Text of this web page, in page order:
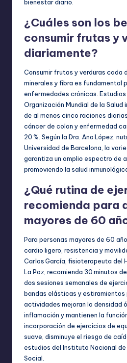
bienestar diario.
¿Cuáles son los
consumir frutas y
diariamente?
Consumir frutas y verduras cada
minerales y fibra es fundamental
enfermedades crónicas.
Organización Mundial de la Salud
de al menos cinco raciones
cáncer de colon y enfermedad
20 %. Según la Dra. Ana López,
Universidad de Barcelona, la
garantiza un amplio espectro de
promoviendo la salud
¿Qué rutina de
recomienda para
mayores de 60
Para personas mayores de 60
cardio ligero, resistencia y
Carlos García, fisioterapeuta del
La Paz, recomienda 30 minutos
dos sesiones semanales de
bandas elásticas y estiramientos
actividades mejoran la densidad
inflamación y mantienen la
incorporación de ejercicios de
suave, disminuye el riesgo de
estudios del Instituto Nacional
Social.